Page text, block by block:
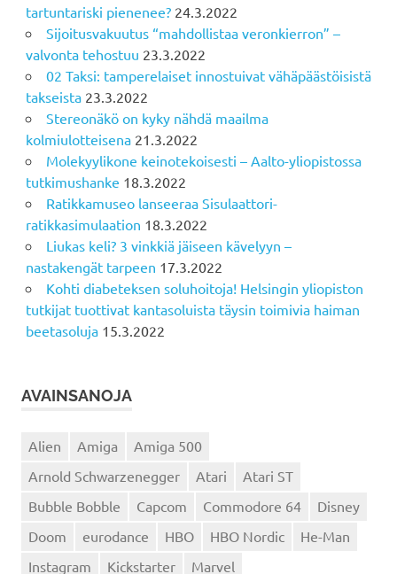
tartuntariski pienenee? 24.3.2022
Sijoitusvakuutus “mahdollistaa veronkierron” –
valvonta tehostuu 23.3.2022
02 Taksi: tamperelaiset innostuivat vähäpäästöisistä
takseista 23.3.2022
Stereonäkö on kyky nähdä maailma
kolmiulotteisena 21.3.2022
Molekyylikone keinotekoisesti – Aalto-yliopistossa
tutkimushanke 18.3.2022
Ratikkamuseo lanseeraa Sisulaattori-
ratikkasimulaation 18.3.2022
Liukas keli? 3 vinkkiä jäiseen kävelyyn –
nastakengät tarpeen 17.3.2022
Kohti diabeteksen soluhoitoja! Helsingin yliopiston
tutkijat tuottivat kantasoluista täysin toimivia haiman
beetasoluja 15.3.2022
AVAINSANOJA
Alien Amiga
Amiga 500
Arnold Schwarzenegger
Atari
Atari ST
Bubble Bobble
Capcom Commodore 64
Disney
Doom
eurodance HBO HBO Nordic
He-Man
Instagram
Kickstarter Marvel